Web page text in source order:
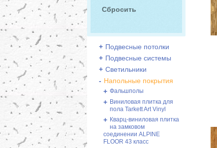
+ Подвесные потолки
+ Подвесные системы
+ Светильники
- Напольные покрытия
+ Фальшполы
+ Виниловая плитка для
пола Tarkett Art Vinyl
+ Кварц-виниловая плитка
на замковом
соединении ALPINE
FLOOR 43 класс